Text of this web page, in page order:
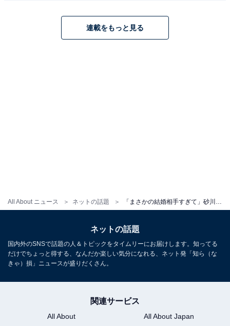
All About ニュース ネットの話題
連載をもっと見る
ネットの話題
国内外のSNSで話題の人＆トピックをタイムリーにお届けします。知ってる
だけでちょっと得する、なんだか楽しい気分になれる、ネット発「知ら（な
きゃ）損」ニュースが盛りだくさん。
関連サービス
All About
All About Japan